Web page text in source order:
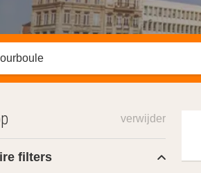
op hotel, regio of stad
verwijder
filters